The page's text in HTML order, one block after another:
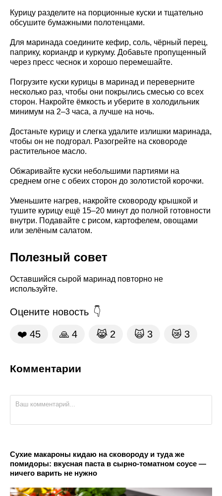
Курицу разделите на порционные куски и тщательно
обсушите бумажными полотенцами.
Для маринада соедините кефир, соль, чёрный перец,
паприку, кориандр и куркуму. Добавьте пропущенный
через пресс чеснок и хорошо перемешайте.
Погрузите куски курицы в маринад и переверните
несколько раз, чтобы они покрылись смесью со всех
сторон. Накройте ёмкость и уберите в холодильник
минимум на 2–3 часа, а лучше на ночь.
Достаньте курицу и слегка удалите излишки маринада,
чтобы он не подгорал. Разогрейте на сковороде
растительное масло.
Обжаривайте куски небольшими партиями на
среднем огне с обеих сторон до золотистой корочки.
Уменьшите нагрев, накройте сковороду крышкой и
тушите курицу ещё 15–20 минут до полной готовности
внутри. Подавайте с рисом, картофелем, овощами
или зелёным салатом.
Полезный совет
Оставшийся сырой маринад повторно не
используйте.
Оцените новость
❤️ 45 🙏 4 😹 2 🙀 3 😿 3
Комментарии
Сухие макароны кидаю на сковороду и туда же
помидоры: вкусная паста в сырно-томатном соусе —
ничего варить не нужно